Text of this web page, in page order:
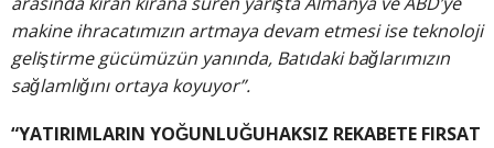
makine ihracatımızın artmaya devam etmesi ise teknoloji
geliştirme gücümüzün yanında, Batıdaki bağlarımızın
sağlamlığını ortaya koyuyor”.
“YATIRIMLARIN YOĞUNLUĞUHAKSIZ REKABETE FIRSAT